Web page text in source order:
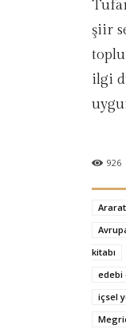
şiir
ilgi
926
Ararat
kitabı
edebi
içsel